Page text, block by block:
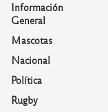
Información
General
Mascotas
Nacional
Política
Rugby